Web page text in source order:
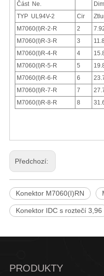
Část Ne.
TYP UL94V-2
Cir
M7060(I)R-2-R
2
M7060(I)R-3-R
3
M7060(I)R-4-R
4
M7060(I)R-5-R
5
M7060(I)R-6-R
6
M7060(I)R-7-R
7
M7060(I)R-8-R
8
Předchozí:
Konektor M7060(I)RN
Konektor IDC s roztečí 3,96
PRODUKTY